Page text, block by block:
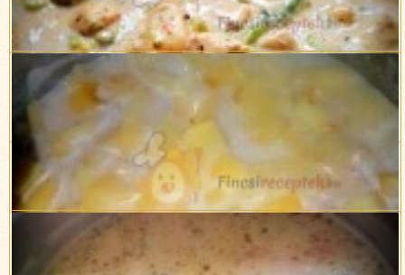
Brokkolis tejszínes csirkemell